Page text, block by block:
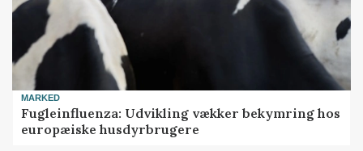
MARKED
Fugleinfluenza: Udvikling vækker bekymring hos
europæiske husdyrbrugere